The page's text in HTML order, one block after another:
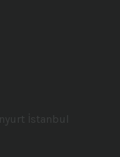
İstanbul